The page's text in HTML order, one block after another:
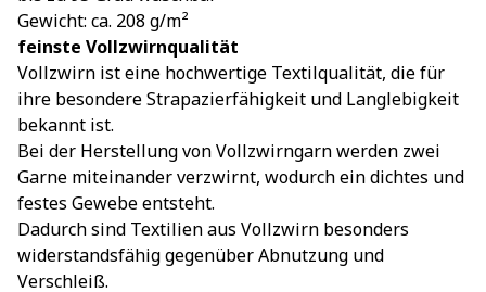
Gewicht: ca. 208 g/m²
feinste Vollzwirnqualität
Vollzwirn ist eine hochwertige Textilqualität, die für
ihre besondere Strapazierfähigkeit und Langlebigkeit
bekannt ist.
Bei der Herstellung von Vollzwirngarn werden zwei
Garne miteinander verzwirnt, wodurch ein dichtes und
festes Gewebe entsteht.
Dadurch sind Textilien aus Vollzwirn besonders
widerstandsfähig gegenüber Abnutzung und
Verschleiß.